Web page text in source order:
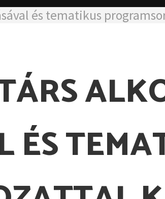
és tematikus